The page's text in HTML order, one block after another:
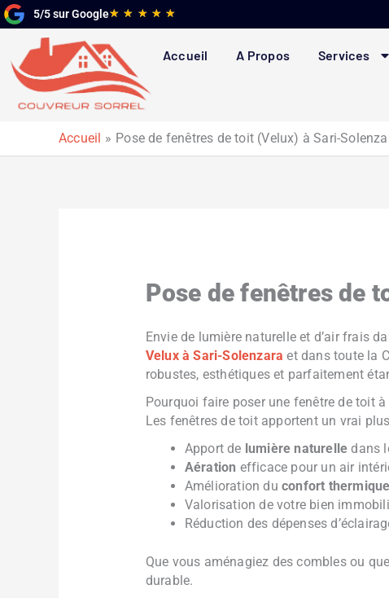
Aller
au
contenu
5/5 sur Google★ ★ ★ ★ ★
5
Accueil A Propos Services
Accueil Pose de fenêtres de toit (Velux) à Sari-
Pose de fenêtres de
Envie de lumière naturelle et d’air frais
Velux à Sari-Solenzara et dans toute la
robustes, esthétiques et parfaitement
Pourquoi faire poser une fenêtre de toit à
Les fenêtres de toit apportent un vrai
Apport de lumière naturelle dans
Aération efficace pour un air
Amélioration du confort thermique
Valorisation de votre bien
Réduction des dépenses
Que vous aménagiez des combles ou
durable.